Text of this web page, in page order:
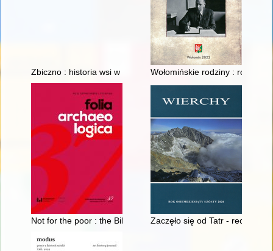
Zbiczno : historia wsi w zarysie Wołomińskie rodziny : rodzina
Not for the poor : the Biblia pauperum on medieval and
Zaczęło się od Tatr - recenzja]